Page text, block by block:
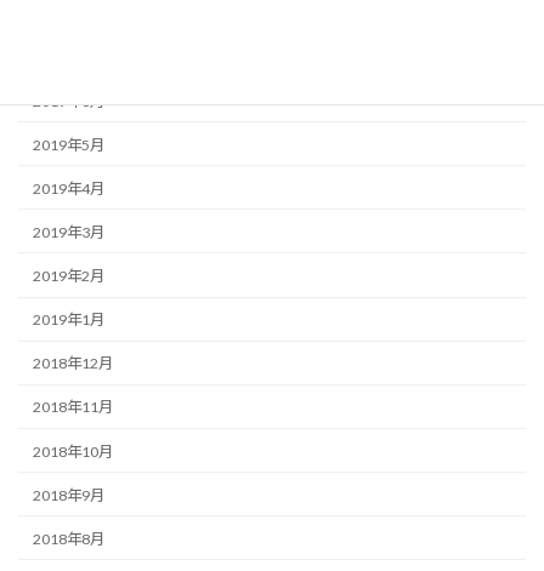
2019年6月
2019年5月
2019年4月
2019年3月
2019年2月
2019年1月
2018年12月
2018年11月
2018年10月
2018年9月
2018年8月